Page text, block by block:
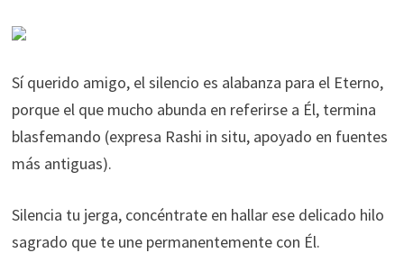
Sí querido amigo, el silencio es alabanza para el Eterno,
porque el que mucho abunda en referirse a Él, termina
blasfemando (expresa Rashi in situ, apoyado en fuentes
más antiguas).
Silencia tu jerga, concéntrate en hallar ese delicado hilo
sagrado que te une permanentemente con Él.